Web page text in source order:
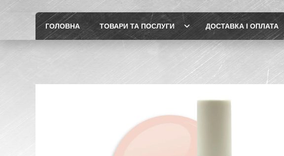
ГОЛОВНА ТОВАРИ ТА ПОСЛУГИ ДОСТАВКА І ОПЛАТА